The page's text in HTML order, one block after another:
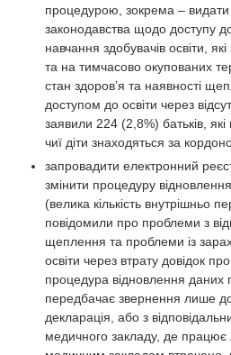
процедурою, зокрема – видати
законодавства щодо доступу
навчання здобувачів освіти,
та на тимчасово окупованих
стан здоров’я та наявності
доступом до освіти через
заявили 224 (2,8%) батьків, які
чиї діти знаходяться за
запровадити електронний
змінити процедуру
(велика кількість внутрішньо
повідомили про проблеми з
щеплення та проблеми із
освіти через втрату довідок
процедура відновлення даних
передбачає звернення лише
декларація, або з
медичного закладу, де працює